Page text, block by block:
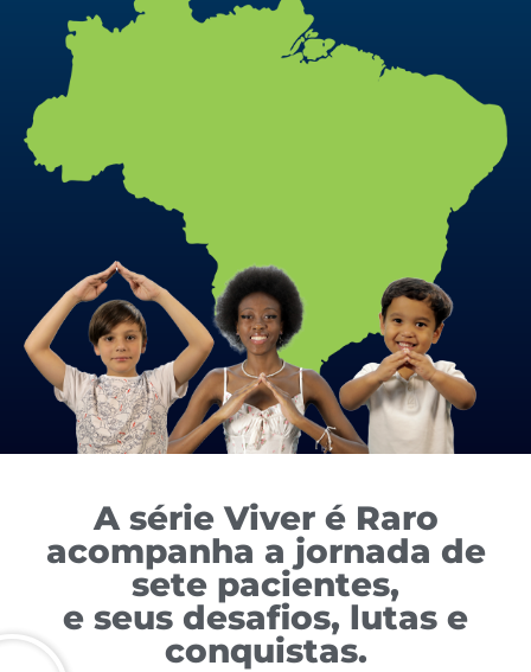
A série Viver é Raro
acompanha a jornada de
sete pacientes,
e seus desafios, lutas e
conquistas.